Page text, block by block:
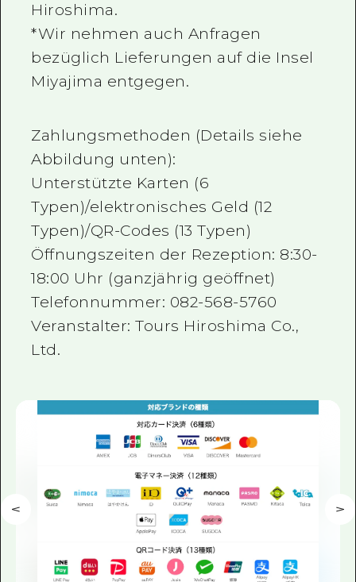
Hiroshima.
*Wir nehmen auch Anfragen
bezüglich Lieferungen auf die Insel
Miyajima entgegen.
Zahlungsmethoden (Details siehe
Abbildung unten):
Unterstützte Karten (6
Typen)/elektronisches Geld (12
Typen)/QR-Codes (13 Typen)
Öffnungszeiten der Rezeption: 8:30-
18:00 Uhr (ganzjährig geöffnet)
Telefonnummer: 082-568-5760
Veranstalter: Tours Hiroshima Co.,
Ltd.